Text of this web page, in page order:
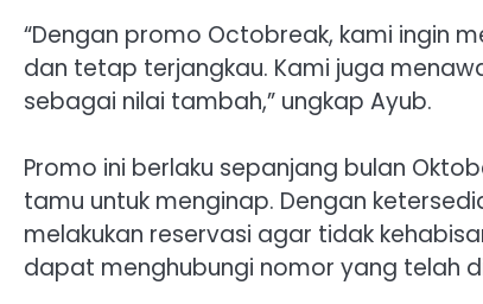
“Dengan promo Octobreak, kami ingin
dan tetap terjangkau. Kami juga
sebagai nilai tambah,” ungkap Ayub.
Promo ini berlaku sepanjang bulan
tamu untuk menginap. Dengan
melakukan reservasi agar tidak
dapat menghubungi nomor yang telah